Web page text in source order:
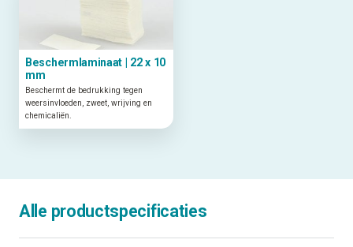
Beschermlaminaat | 22 x 10
mm
Beschermt de bedrukking tegen
weersinvloeden, zweet, wrijving en
chemicaliën.
Alle productspecificaties